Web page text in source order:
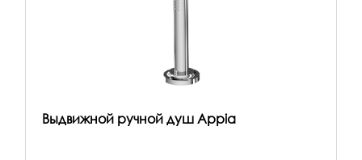
Выдвижной ручной душ Appia